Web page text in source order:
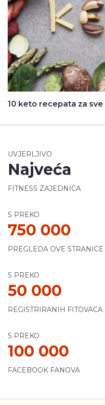
10 keto recepata za
UVJERLJIVO
Najveća
FITNESS ZAJEDNICA
S PREKO
750 000
PREGLEDA OVE
S PREKO
50 000
REGISTRIRANIH FITOVACA
S PREKO
100 000
FACEBOOK FANOVA